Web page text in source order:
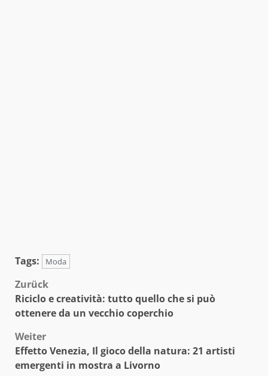
Tags: Moda
Beitragsnavigation
Zurück
Riciclo e creatività: tutto quello che si può
ottenere da un vecchio coperchio
Weiter
Effetto Venezia, Il gioco della natura: 21 artisti
emergenti in mostra a Livorno